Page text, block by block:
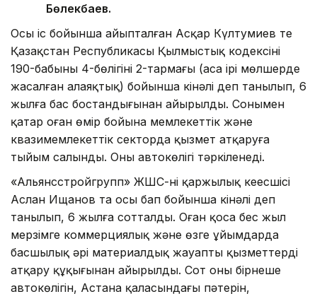
Бөлекбаев.
Осы іс бойынша айыпталған Асқар Күлтумиев те
Қазақстан Республикасы Қылмыстық кодексінің
190-бабының 4-бөлігінің 2-тармағы (аса ірі мөлшерде
жасалған алаяқтық) бойынша кінәлі деп танылып, 6
жылға бас бостандығынан айырылды. Сонымен
қатар оған өмір бойына мемлекеттік және
квазимемлекеттік секторда қызмет атқаруға
тыйым салынды. Оның автокөлігі тәркіленеді.
«Альянсстройгрупп» ЖШС-нің қаржылық кеңесшісі
Аслан Ищанов та осы бап бойынша кінәлі деп
танылып, 6 жылға сотталды. Оған қоса бес жыл
мерзімге коммерциялық және өзге ұйымдарда
басшылық әрі материалдық жауапты қызметтерді
атқару құқығынан айырылды. Сот оның бірнеше
автокөлігін, Астана қаласындағы пәтерін,